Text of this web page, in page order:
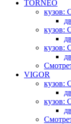
TORNEO
кузов:
кузов:
кузов:
VIGOR
кузов:
кузов: